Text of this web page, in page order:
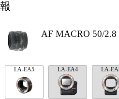
報
AF MACRO 50/2.8
LA-EA5 LA-EA4 LA-